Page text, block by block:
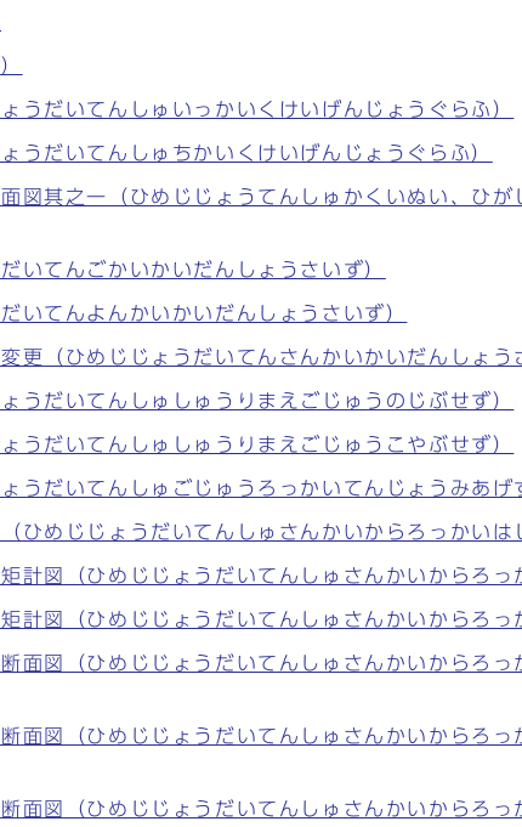
うだいてんしゅいっかいくけいげんじょうぐらふ）
うだいてんしゅちかいくけいげんじょうぐらふ）
図其之一（ひめじじょうてんしゅかくいぬい、ひ
いてんごかいかいだんしょうさいず）
いてんよんかいかいだんしょうさいず）
（ひめじじょうだいてんさんかいかいだんしょう
うだいてんしゅしゅうりまえごじゅうのじぶせず）
うだいてんしゅしゅうりまえごじゅうこやぶせず）
うだいてんしゅごじゅうろっかいてんじょうみあげ
ひめじじょうだいてんしゅさんかいからろっかいは
計図（ひめじじょうだいてんしゅさんかいからろっ
計図（ひめじじょうだいてんしゅさんかいからろっ
面図（ひめじじょうだいてんしゅさんかいからろ
面図（ひめじじょうだいてんしゅさんかいからろ
面図（ひめじじょうだいてんしゅさんかいからろ